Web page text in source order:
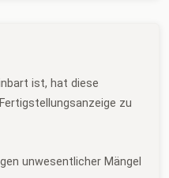
ist, hat diese
zu
unwesentlicher Mängel